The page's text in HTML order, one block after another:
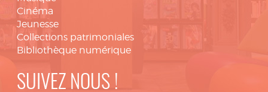
Cinéma
Jeunesse
Collections patrimoniales
Bibliothèque numérique
SUIVEZ NOUS !